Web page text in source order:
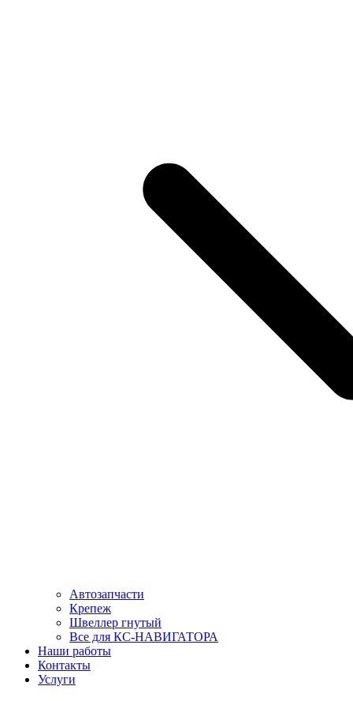
Автозапчасти
Крепеж
Швеллер гнутый
Все для КС-НАВИГАТОРА
Наши работы
Контакты
Услуги